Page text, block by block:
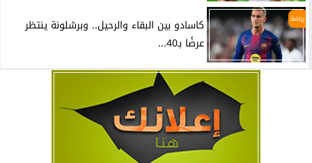
رياضة
كاسادو بين البقاء والرحيل.. وبرشلونة ينتظر
عرضًا بـ40...